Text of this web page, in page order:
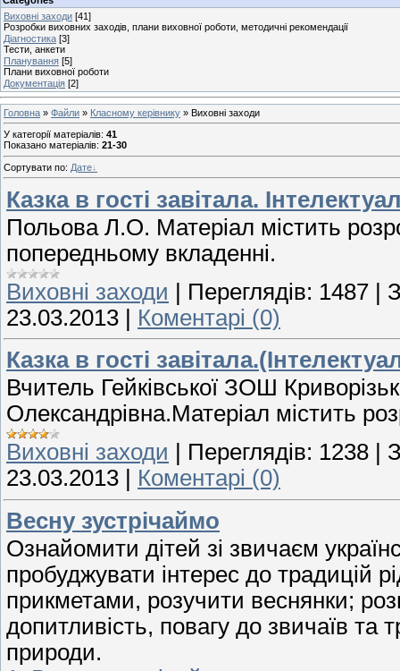
Виховні заходи [41]
Розробки виховних заходів, плани виховної роботи, методичні рекомендації
Діагностика [3]
Тести, анкети
Планування [5]
Плани виховної роботи
Документація [2]
Головна » Файли » Класному керівнику » Виховні заходи
У категорії матеріалів: 41
Показано матеріалів: 21-30
Сортувати по: Дате
Казка в гості завітала.
Польова Л.О. Матеріал містить
попередньому вкладенні.
Виховні заходи | Переглядів: 1487 |
23.03.2013 | Коментарі (0)
Казка в гості
Вчитель Гейківської ЗОШ
Олександрівна.Матеріал містить
Виховні заходи
Переглядів: 1238
23.03.2013
Коментарі (0)
Весну зустрічаймо
Ознайомити дітей зі звичаєм
пробуджувати інтерес до традицій
прикметами, розучити веснянки;
допитливість, повагу до звичаїв
природи.